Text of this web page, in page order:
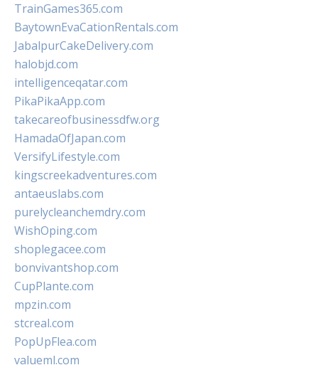
TrainGames365.com
BaytownEvaCationRentals.com
JabalpurCakeDelivery.com
halobjd.com
intelligenceqatar.com
PikaPikaApp.com
takecareofbusinessdfw.org
HamadaOfJapan.com
VersifyLifestyle.com
kingscreekadventures.com
antaeuslabs.com
purelycleanchemdry.com
WishOping.com
shoplegacee.com
bonvivantshop.com
CupPlante.com
mpzin.com
stcreal.com
PopUpFlea.com
valueml.com